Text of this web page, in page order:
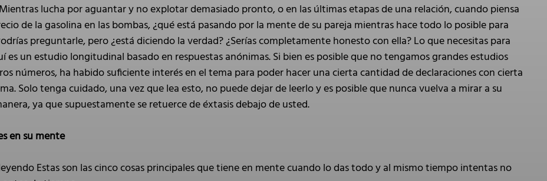
lucha por aguantar y no explotar demasiado pronto, o en las últimas etapas de una relación, cuando piensa
de la gasolina en las bombas, ¿qué está pasando por la mente de su pareja mientras hace todo lo posible para
preguntarle, pero ¿está diciendo la verdad? ¿Serías completamente honesto con ella? Lo que necesitas para
es un estudio longitudinal basado en respuestas anónimas. Si bien es posible que no tengamos grandes estudios
números, ha habido suficiente interés en el tema para poder hacer una cierta cantidad de declaraciones con cierta
Solo tenga cuidado, una vez que lea esto, no puede dejar de leerlo y es posible que nunca vuelva a mirar a su
ya que supuestamente se retuerce de éxtasis debajo de usted.
en su mente
Estas son las cinco cosas principales que tiene en mente cuando lo das todo y al mismo tiempo intentas no